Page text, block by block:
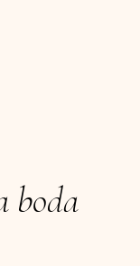
boda